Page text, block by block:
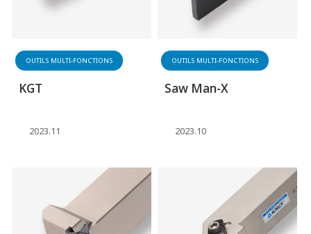
OUTILS MULTI-FONCTIONS
KGT
2023.11
OUTILS MULTI-FONCTIONS
Saw Man-X
2023.10